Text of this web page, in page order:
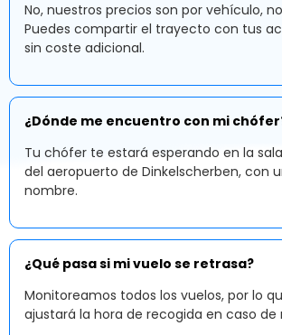
No, nuestros precios son por vehículo,
Puedes compartir el trayecto con tus
sin coste adicional.
¿Dónde me encuentro con mi
Tu chófer te estará esperando en la
del aeropuerto de Dinkelscherben, con
nombre.
¿Qué pasa si mi vuelo se retrasa?
Monitoreamos todos los vuelos, por lo
ajustará la hora de recogida en caso de